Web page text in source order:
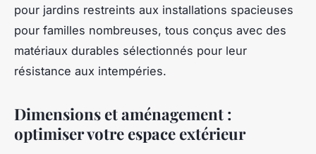
pour jardins restreints aux installations spacieuses
pour familles nombreuses, tous conçus avec des
matériaux durables sélectionnés pour leur
résistance aux intempéries.
Dimensions et aménagement :
optimiser votre espace extérieur